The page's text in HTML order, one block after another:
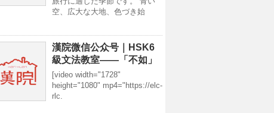
空、広大な大地、色づき始
漢院微信公众号｜HSK6
級文法教室——「不如」
[video width="1728"
height="1080" mp4="https://elc-
rlc.